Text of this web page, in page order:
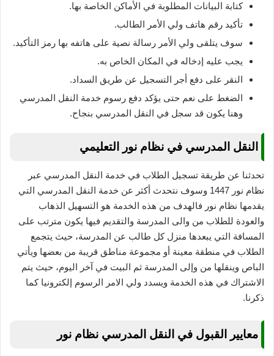
كتابة البيانات المطلوبة في الأماكن الخاصة بها.
تأكيد رقم هاتف ولي الأمر الطالب.
سوف يتلقى ولي الأمر رسالة نصية على هاتفه بها رمز التأكيد.
يجب عليه إدخاله في المكان الخاص به.
النقر على دفع أجر التسجيل عن طريق السداد.
الضغط على نعم حتى يؤكد دفع رسوم خدمة النقل المدرسي
وهنا يكون قد سجل في النقل المدرسي بنجاح.
النقل المدرسي في نظام نور التعليمي
تحدثنا عن طريقة تسجيل الطلاب في خدمة النقل المدرسي عبر
نظام نور 1447 وسوف نتحدث أكثر عن خدمة النقل المدرسي التي
يقدمها نظام نور فالهدف من هذه الخدمة هو التسهيل الذهاب
والعودة للطلاب من والى المدرسة والتقديم فيها يكون مترتب على
المسافة التي يبعدها منزل كل طالب عن المدرسة، حيث يتجمع
الطلاب في منطقة معينة أو مجموعة مناطق قريبة من بعضها ويأتي
الباص وينقلها من وإلى المدرسة ثم البيت في آخر اليوم، حيث يتم
الاشتراك في هذه الخدمة ويسدد ولي الامر الرسوم إلكترونيا كما
ذكرنا.
معايير القبول في النقل المدرسي نظام نور